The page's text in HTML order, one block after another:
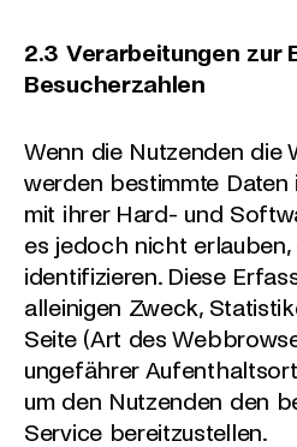
2.3 Verarbeitungen zur
Besucherzahlen
Wenn die Nutzenden die
werden bestimmte Daten
mit ihrer Hard- und
es jedoch nicht erlauben,
identifizieren. Diese
alleinigen Zweck,
Seite (Art des
ungefährer
um den Nutzenden den
Service bereitzustellen.